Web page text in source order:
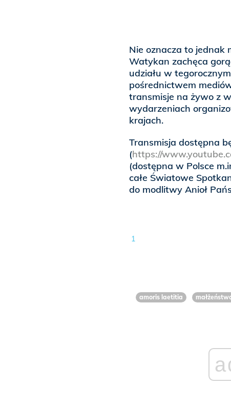
Nie oznacza to jednak
Watykan zachęca
udziału w
pośrednictwem
transmisje na żywo z
wydarzeniach
krajach.
Transmisja dostępna
(https://
(dostępna w Polsce
całe Światowe
do modlitwy Anioł
1
amoris laetitia